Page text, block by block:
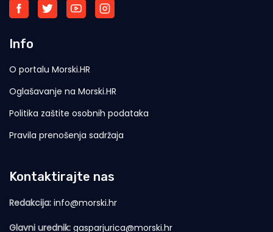
Info
O portalu Morski.HR
Oglašavanje na Morski.HR
Politika zaštite osobnih podataka
Pravila prenošenja sadržaja
Kontaktirajte nas
Redakcija: info@morski.hr
Glavni urednik: gasparjurica@morski.hr